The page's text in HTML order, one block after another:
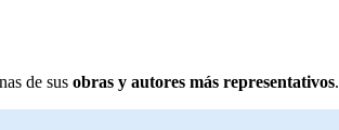
de sus obras y autores más representativos.